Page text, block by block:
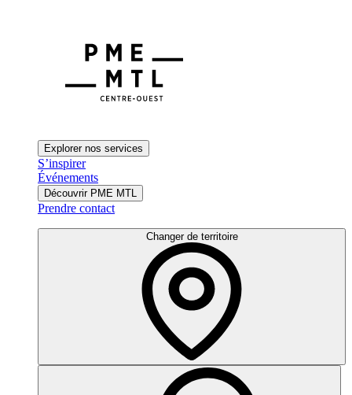
Explorer nos services
S’inspirer
Événements
Découvrir PME MTL
Prendre contact
Changer de territoire